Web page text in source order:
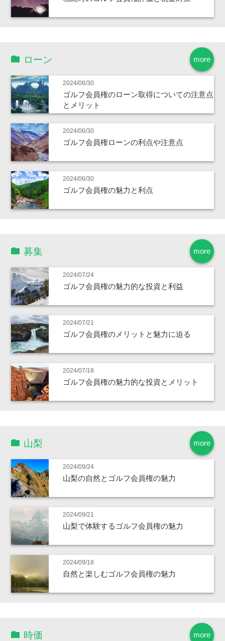
more
ローン
2024/06/30
ゴルフ会員権のローン取得についての注意点
とメリット
2024/06/30
ゴルフ会員権ローンの利点や注意点
2024/06/30
ゴルフ会員権の魅力と利点
more
募集
2024/07/24
ゴルフ会員権の魅力的な投資と利益
2024/07/21
ゴルフ会員権のメリットと魅力に迫る
2024/07/18
ゴルフ会員権の魅力的な投資とメリット
more
山梨
2024/09/24
山梨の自然とゴルフ会員権の魅力
2024/09/21
山梨で体験するゴルフ会員権の魅力
2024/09/18
自然と楽しむゴルフ会員権の魅力
more
時価